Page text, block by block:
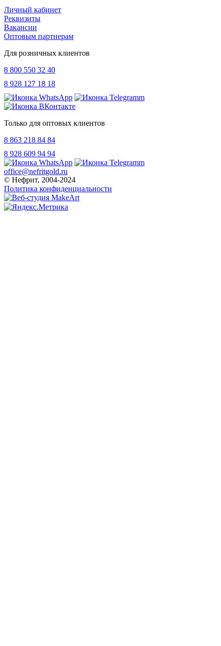
Личный кабинет
Реквизиты
Вакансии
Оптовым партнерам
Для розничных клиентов
8 800 550 32 40
8 928 127 18 18
Только для оптовых клиентов
8 863 218 84 84
8 928 609 94 94
office@nefritgold.ru
© Нефрит, 2004-2024
Политика конфиденциальности